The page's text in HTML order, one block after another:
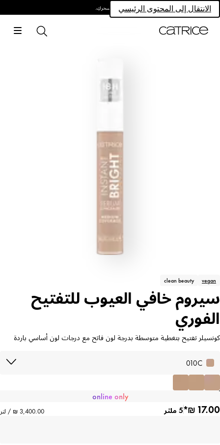
الانتقال إلى المحتوى الرئيسيامتلكي سحركِ.
vegan
clean beauty
سيروم خافي العيوب للتفتيح
الفوري
كونسيلر تفتيح بتغطية متوسطة بدرجة لون فاتح مع درجات لون أساسي باردة
010C
online only
5 ملتر